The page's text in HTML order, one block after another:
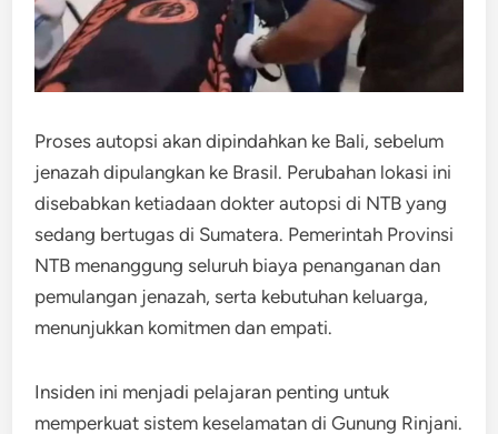
Proses autopsi akan dipindahkan ke Bali, sebelum
jenazah dipulangkan ke Brasil. Perubahan lokasi ini
disebabkan ketiadaan dokter autopsi di NTB yang
sedang bertugas di Sumatera. Pemerintah Provinsi
NTB menanggung seluruh biaya penanganan dan
pemulangan jenazah, serta kebutuhan keluarga,
menunjukkan komitmen dan empati.
Insiden ini menjadi pelajaran penting untuk
memperkuat sistem keselamatan di Gunung Rinjani.